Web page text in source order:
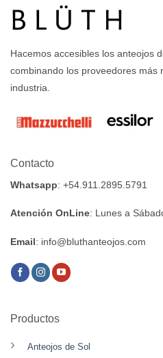
Hacemos accesibles los anteojos
combinando los proveedores más
industria.
Productos
Anteojos de Sol
Contacto
Whatsapp: +54.911.2895.5791
Atención OnLine: Lunes a
Email: info@bluthanteojos.com